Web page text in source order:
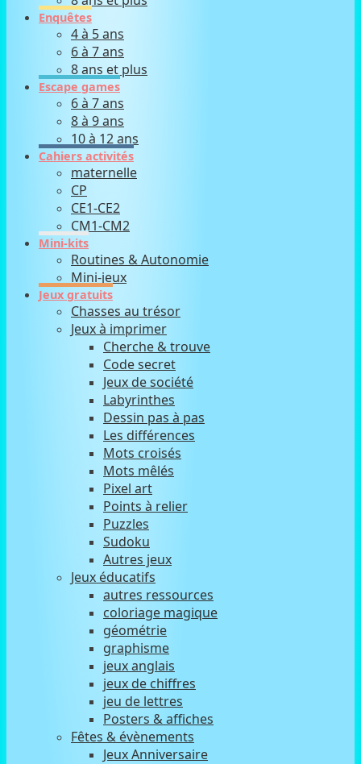
Enquêtes
4 à 5 ans
6 à 7 ans
8 ans et plus
Escape games
6 à 7 ans
8 à 9 ans
10 à 12 ans
Cahiers activités
maternelle
CP
CE1-CE2
CM1-CM2
Mini-kits
Routines & Autonomie
Mini-jeux
Jeux gratuits
Chasses au trésor
Jeux à imprimer
Cherche & trouve
Code secret
Jeux de société
Labyrinthes
Dessin pas à pas
Les différences
Mots croisés
Mots mêlés
Pixel art
Points à relier
Puzzles
Sudoku
Autres jeux
Jeux éducatifs
autres ressources
coloriage magique
géométrie
graphisme
jeux anglais
jeux de chiffres
jeu de lettres
Posters & affiches
Fêtes & évènements
Jeux Anniversaire